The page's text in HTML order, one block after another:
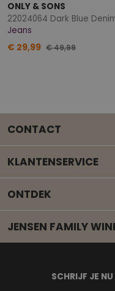
ONLY & SONS
22024064 Dark Blue
Jeans
€ 29,99 € 49,99
CONTACT
Mail
KLANTENSERVICE
ONTDEK
JENSEN FAMILY
SCHRIJF JE